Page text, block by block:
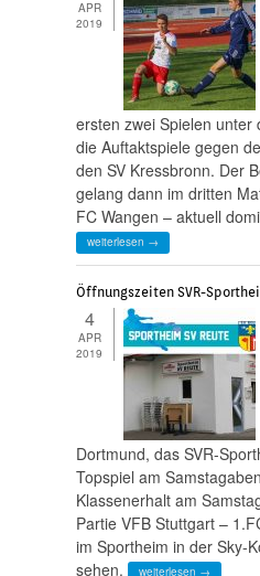
APR
2019
ersten zwei Spielen unter
die Auftaktspiele gegen
den SV Kressbronn. Der
gelang dann im dritten
FC Wangen – aktuell
weiterlesen →
Öffnungszeiten SVR-
4
APR
2019
Dortmund, das SVR-
Topspiel am
Klassenerhalt am
Partie VFB Stuttgart –
im Sportheim in der Sky-
sehen.
weiterlesen →